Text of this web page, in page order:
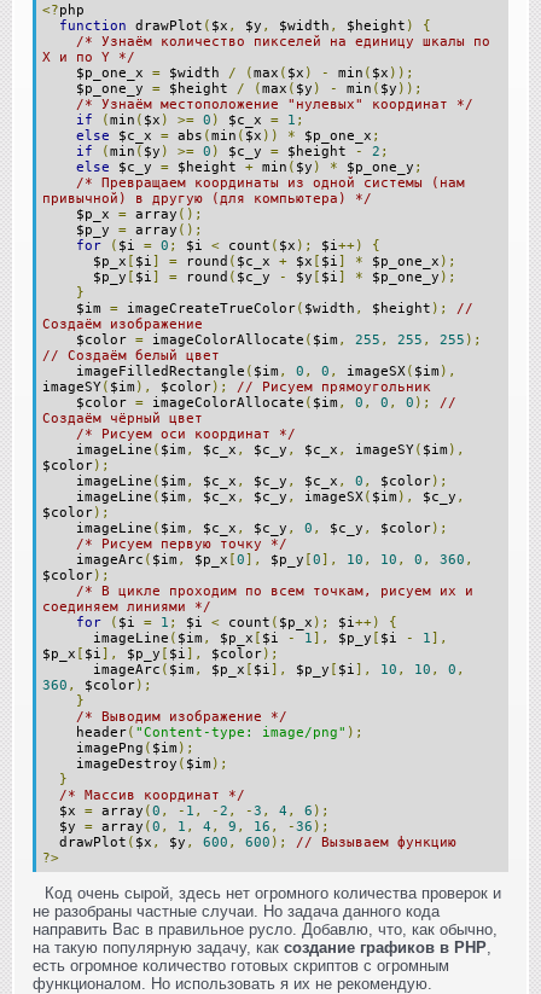
<?php
function drawPlot ( $x , $y , $width , $height )
{
/* Узнаём количество пикселей на единицу шкалы по
X и по Y */
$p_one_x = $width / (max ( $x ) - min ( $x ));
$p_one_y = $height / (max ( $y ) - min ( $y ));
/* Узнаём местоположение "нулевых" координат */
if
(min ( $x ) >= 0 ) $c_x = 1 ;
else $c_x = abs (min ( $x )) * $p_one_x ;
if
(min ( $y ) >= 0 ) $c_y = $height - 2 ;
else $c_y = $height + min ( $y ) * $p_one_y ;
/* Превращаем координаты из одной системы (нам
привычной) в другую (для компьютера) */
$p_x = array ();
$p_y = array ();
for
( $i = 0 ; $i < count ( $x ); $i++)
{
$p_x [ $i] = round ( $c_x + $x [ $i] * $p_one_x );
$p_y [ $i] = round ( $c_y - $y [ $i] * $p_one_y );
}
$im = imageCreateTrueColor( $width , $height );
//
Создаём изображение
$color = imageColorAllocate ( $im , 255 , 255 , 255 );
// Создаём белый цвет
imageFilledRectangle ( $im , 0 , 0 , imageSX( $im ),
imageSY( $im ), $color);
// Рисуем прямоугольник
$color = imageColorAllocate ( $im , 0 , 0 , 0 );
//
Создаём чёрный цвет
/* Рисуем оси координат */
imageLine ( $im , $c_x , $c_y , $c_x , imageSY( $im ),
$color);
imageLine ( $im , $c_x , $c_y , $c_x , 0 , $color);
imageLine ( $im , $c_x , $c_y , imageSX( $im ), $c_y ,
$color);
imageLine ( $im , $c_x , $c_y , 0 , $c_y , $color);
/* Рисуем первую точку */
imageArc ( $im , $p_x [0], $p_y [0], 10 , 10 , 0 , 360 ,
$color);
/* В цикле проходим по всем точкам, рисуем их и
соединяем линиями */
for
( $i = 1 ; $i < count ( $p_x ); $i++)
{
imageLine ( $im , $p_x [ $i - 1], $p_y [ $i - 1],
$p_x [ $i], $p_y [ $i], $color);
imageArc ( $im , $p_x [ $i], $p_y [ $i], 10 , 10 , 0 ,
360 , $color);
}
/* Выводим изображение */
header( "Content-type: image/png" );
imagePng ( $im );
imageDestroy ( $im );
}
/* Массив координат */
$x = array (0 , - 1 , -2 , -3 , 4 , 6 );
$y = array (0 , 1 , 4 , 9 , 16 , -36 );
drawPlot ( $x , $y , 600 , 600 );
// Вызываем функцию
?>
Код очень сырой, здесь нет огромного количества проверок и
не разобраны частные случаи. Но задача данного кода
направить Вас в правильное русло. Добавлю, что, как обычно,
на такую популярную задачу, как создание графиков в PHP
есть огромное количество готовых скриптов с огромным
функционалом. Но использовать я их не рекомендую.